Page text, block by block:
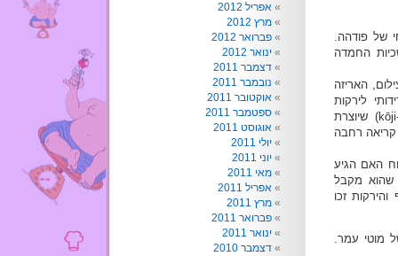
של פודהה.
החמדה
האריזה
לירקות
ובשרים כמרינאדה. אם הבנתי כראוי, תחילתו כאורז ופטרייה ( kōji-kin) שיוצרת
קריאה רחבה
האם הגיע
שהוא מקבל
זכו
מעצי הזית של מוטי עמר.
אפריל 2012
מרץ 2012
פברואר 2012
ינואר 2012
דצמבר 2011
נובמבר 2011
אוקטובר 2011
ספטמבר 2011
אוגוסט 2011
יולי 2011
יוני 2011
מאי 2011
אפריל 2011
מרץ 2011
פברואר 2011
ינואר 2011
דצמבר 2010